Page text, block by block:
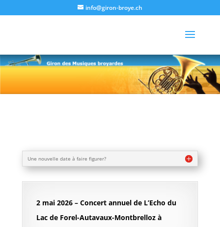
info@giron-broye.ch
Une nouvelle date à faire figurer?
2 mai 2026 – Concert annuel de L’Echo du
Lac de Forel-Autavaux-Montbrelloz à